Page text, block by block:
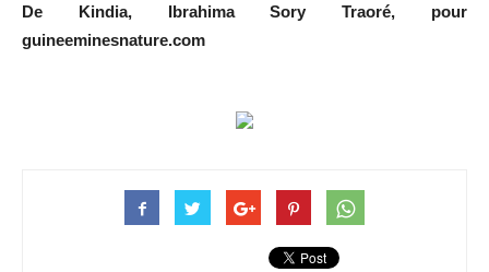
De Kindia, Ibrahima Sory Traoré, pour
guineeminesnature.com